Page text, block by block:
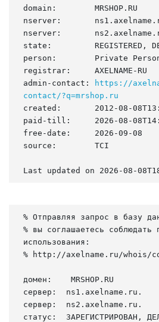
domain:        MRSHOP.RU
nserver:
nserver:
state:         REGISTERED,
person:        Private
registrar:     AXELNAME-RU
admin-contact:
https://
contact/?q=mrshop.ru
created:       2012-08-
paid-till:     2026-08-
free-date:     2026-09-08
source:        TCI
Last updated on 2026-08-
% Отправляя запрос в базу
% вы соглашаетесь соблюдать
использования:
% http://axelname.ru/whois/
домен:    MRSHOP.RU
сервер:  ns1.axelname.ru.
сервер:  ns2.axelname.ru.
статус:  ЗАРЕГИСТРИРОВАН,